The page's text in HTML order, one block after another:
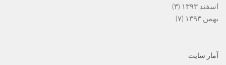
اسفند ۱۳۹۳
(۳)
بهمن ۱۳۹۳
(۷)
آمار سایت